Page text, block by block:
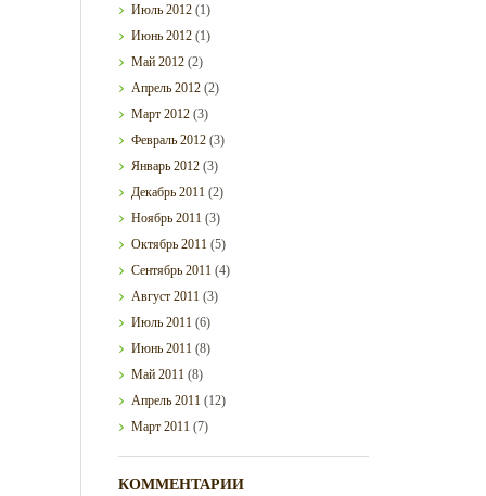
Июль2012 (1)
Июнь2012 (1)
Май2012 (2)
Апрель2012 (2)
Март2012 (3)
Февраль2012 (3)
Январь2012 (3)
Декабрь2011 (2)
Ноябрь2011 (3)
Октябрь2011 (5)
Сентябрь2011 (4)
Август2011 (3)
Июль2011 (6)
Июнь2011 (8)
Май2011 (8)
Апрель2011 (12)
Март2011 (7)
КОММЕНТАРИИ